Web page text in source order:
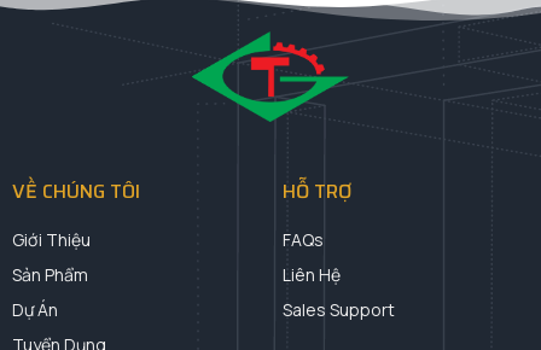
VỀ CHÚNG TÔI
Giới Thiệu
Sản Phẩm
Dự Án
Tuyển Dụng
HỖ TRỢ
FAQs
Liên Hệ
Sales Support